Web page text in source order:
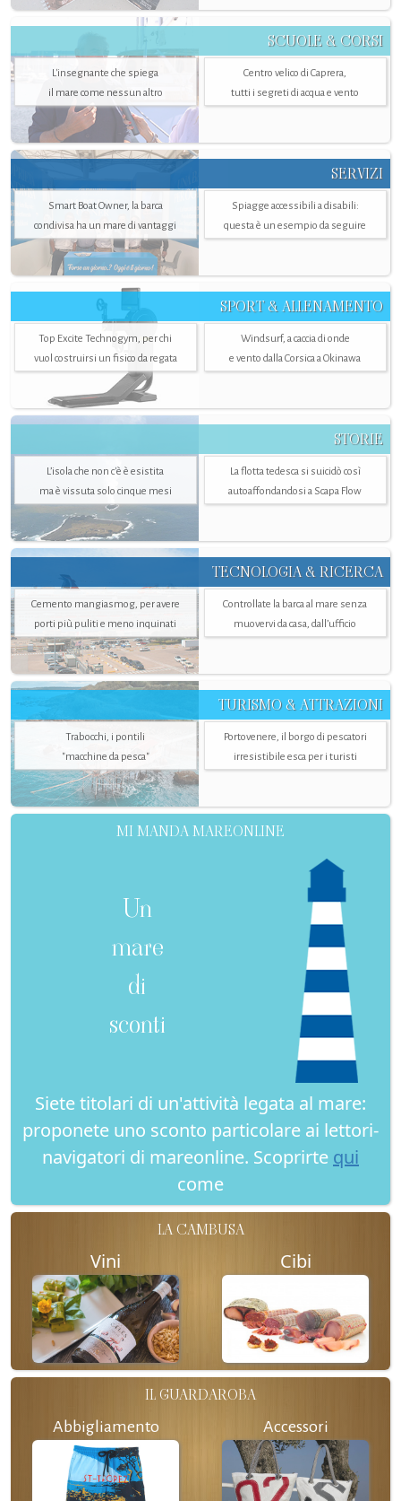
SCUOLE & CORSI
L'insegnante che spiega
il mare come nessun altro
Centro velico di Caprera,
tutti i segreti di acqua e vento
SERVIZI
Smart Boat Owner, la barca
condivisa ha un mare di vantaggi
Spiagge accessibili a disabili:
questa è un esempio da seguire
SPORT & ALLENAMENTO
Top Excite Technogym, per chi
vuol costruirsi un fisico da regata
Windsurf, a caccia di onde
e vento dalla Corsica a Okinawa
STORIE
L’isola che non c'è è esistita
ma è vissuta solo cinque mesi
La flotta tedesca si suicidò così
autoaffondandosi a Scapa Flow
TECNOLOGIA & RICERCA
Cemento mangiasmog, per avere
porti più puliti e meno inquinati
Controllate la barca al mare senza
muovervi da casa, dall’ufficio
TURISMO & ATTRAZIONI
Trabocchi, i pontili
"macchine da pesca"
Portovenere, il borgo di pescatori
irresistibile esca per i turisti
MI MANDA MAREONLINE
Un
mare
di
sconti
Siete titolari di un'attività legata al mare:
proponete uno sconto particolare ai lettori-
navigatori di mareonline. Scoprirte qui
come
LA CAMBUSA
Vini Cibi
IL GUARDAROBA
Abbigliamento Accessori